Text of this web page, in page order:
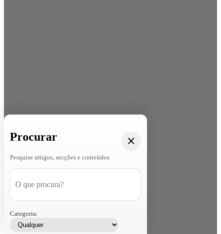
Procurar
Pesquise artigos, secções e conteúdos
Categoria: